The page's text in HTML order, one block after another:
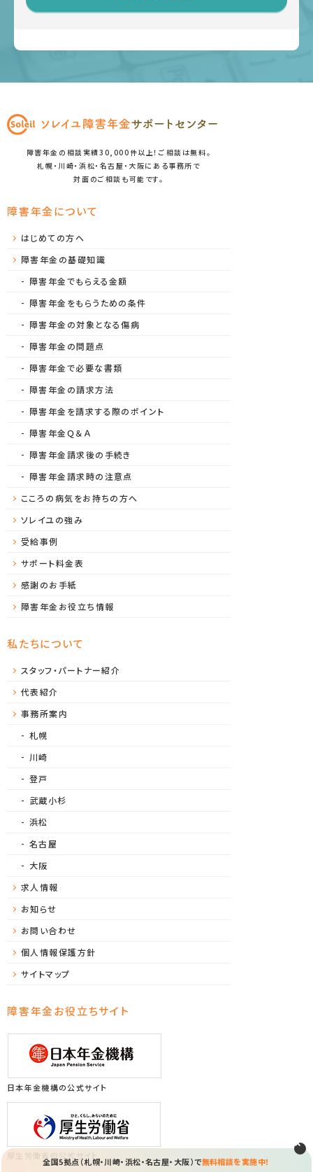
障害年金の相談実績30,000件以上！ご相談は無料。
札幌・川崎・浜松・名古屋・大阪にある事務所で
対面のご相談も可能です。
障害年金について
はじめての方へ
障害年金の基礎知識
障害年金でもらえる金額
障害年金をもらうための条件
障害年金の対象となる傷病
障害年金の問題点
障害年金で必要な書類
障害年金の請求方法
障害年金を請求する際のポイント
障害年金Ｑ＆Ａ
障害年金請求後の手続き
障害年金請求時の注意点
こころの病気をお持ちの方へ
ソレイユの強み
受給事例
サポート料金表
感謝のお手紙
障害年金お役立ち情報
私たちについて
スタッフ・パートナー紹介
代表紹介
事務所案内
札幌
川崎
登戸
武蔵小杉
浜松
名古屋
大阪
求人情報
お知らせ
お問い合わせ
個人情報保護方針
サイトマップ
障害年金お役立ちサイト
日本年金機構の公式サイト
全国5拠点（札幌・川崎・浜松・名古屋・大阪）で無料相談を実施中！